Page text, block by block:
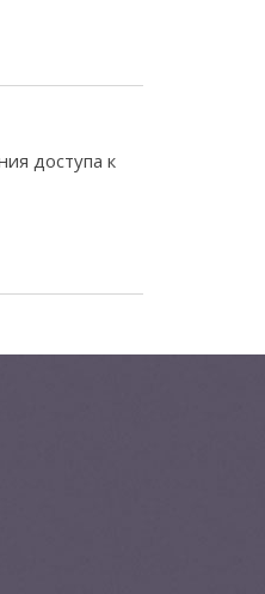
доступа к